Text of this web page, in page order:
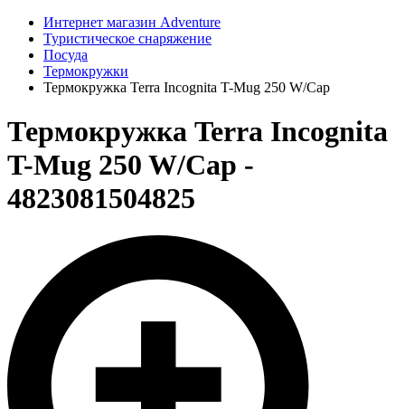
Интернет магазин Adventure
Туристическое снаряжение
Посуда
Термокружки
Термокружка Terra Incognita T-Mug 250 W/Cap
Термокружка Terra Incognita
T-Mug 250 W/Cap -
4823081504825